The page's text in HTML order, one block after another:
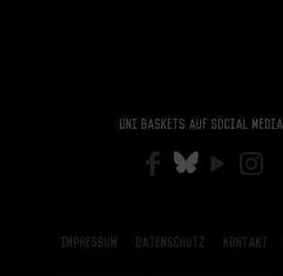
Uni Baskets auf Social Media
Impressum Datenschutz Kontakt